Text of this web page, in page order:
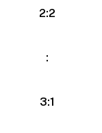
2:2
:
3:1